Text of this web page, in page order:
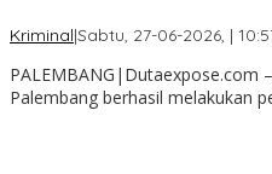
Kriminal|Sabtu, 27-06-2026, |
PALEMBANG|Dutaexpose.com
Palembang berhasil melakukan